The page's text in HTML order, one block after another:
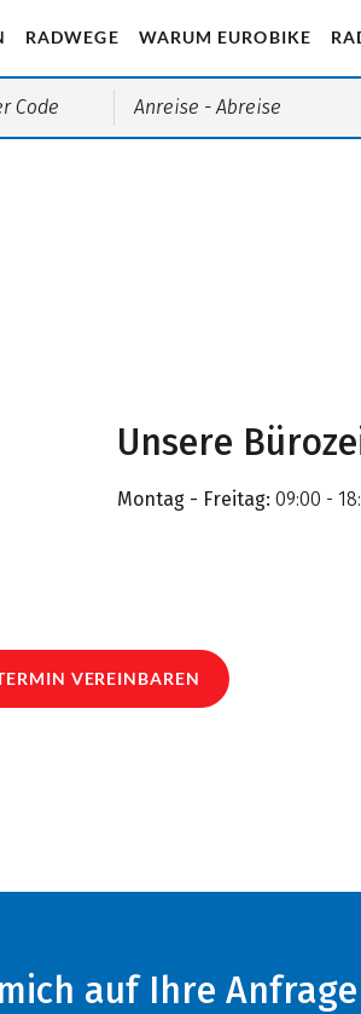
RADWEGE WARUM EUROBIKE
Anreise - Abreise
Unsere
Montag - Freitag: 09:00 -
VEREINBAREN
auf Ihre Anfrage